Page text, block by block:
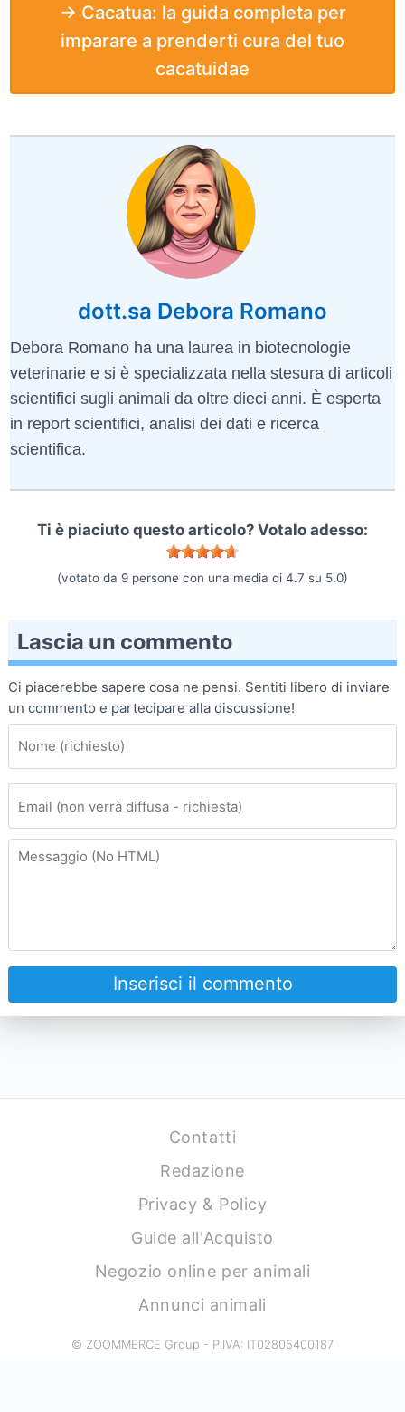
→ Cacatua: la guida completa per
imparare a prenderti cura del tuo
cacatuidae
dott.sa Debora Romano
Debora Romano ha una laurea in biotecnologie
veterinarie e si è specializzata nella stesura di articoli
scientifici sugli animali da oltre dieci anni. È esperta
in report scientifici, analisi dei dati e ricerca
scientifica.
Ti è piaciuto questo articolo? Votalo adesso:
(votato da 9 persone con una media di 4.7 su 5.0)
Lascia un commento
Ci piacerebbe sapere cosa ne pensi. Sentiti libero di inviare
un commento e partecipare alla discussione!
Inserisci il commento
Contatti
Redazione
Privacy & Policy
Guide all'Acquisto
Negozio online per animali
Annunci animali
© ZOOMMERCE Group - P.IVA: IT02805400187